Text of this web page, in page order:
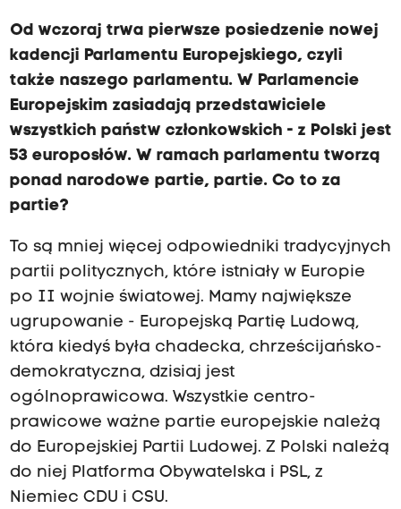
Od wczoraj trwa pierwsze posiedzenie nowej
kadencji Parlamentu Europejskiego, czyli
także naszego parlamentu. W Parlamencie
Europejskim zasiadają przedstawiciele
wszystkich państw członkowskich - z Polski jest
53 europosłów. W ramach parlamentu tworzą
ponad narodowe partie, partie. Co to za
partie?
To są mniej więcej odpowiedniki tradycyjnych
partii politycznych, które istniały w Europie
po II wojnie światowej. Mamy największe
ugrupowanie - Europejską Partię Ludową,
która kiedyś była chadecka, chrześcijańsko-
demokratyczna, dzisiaj jest
ogólnoprawicowa. Wszystkie centro-
prawicowe ważne partie europejskie należą
do Europejskiej Partii Ludowej. Z Polski należą
do niej Platforma Obywatelska i PSL, z
Niemiec CDU i CSU.